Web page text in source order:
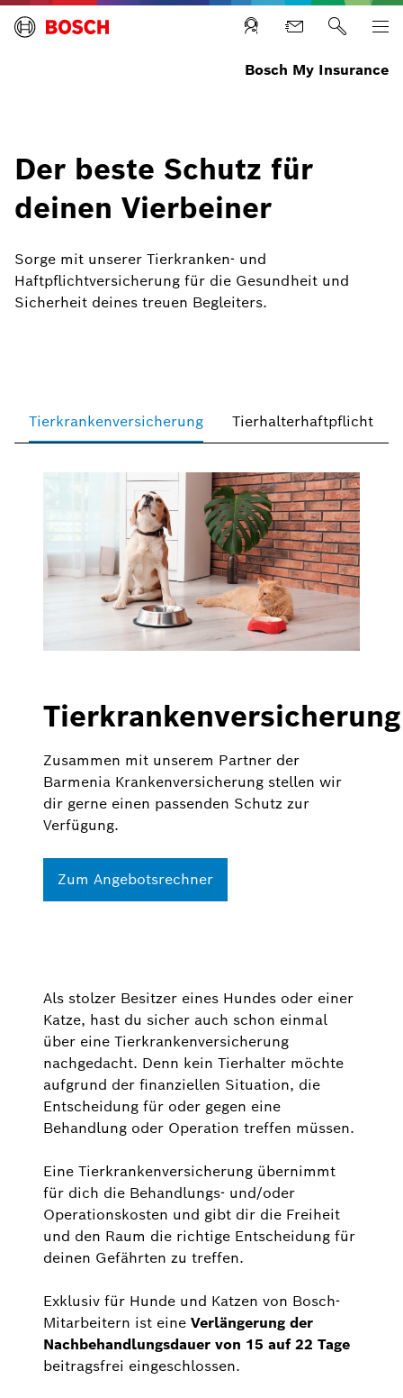
Bosch My Insurance
Der beste Schutz für
deinen Vierbeiner
Sorge mit unserer Tierkranken- und
Haftpflichtversicherung für die Gesundheit und
Sicherheit deines treuen Begleiters.
Tierkrankenversicherung Tierhalterhaftpflicht
Tierkrankenversicherung
Zusammen mit unserem Partner der
Barmenia Krankenversicherung stellen wir
dir gerne einen passenden Schutz zur
Verfügung.
Zum Angebotsrechner
Als stolzer Besitzer eines Hundes oder einer
Katze, hast du sicher auch schon einmal
über eine Tierkrankenversicherung
nachgedacht. Denn kein Tierhalter möchte
aufgrund der finanziellen Situation, die
Entscheidung für oder gegen eine
Behandlung oder Operation treffen müssen.
Eine Tierkrankenversicherung übernimmt
für dich die Behandlungs- und/oder
Operationskosten und gibt dir die Freiheit
und den Raum die richtige Entscheidung für
deinen Gefährten zu treffen.
Exklusiv für Hunde und Katzen von Bosch-
Mitarbeitern ist eine Verlängerung der
Nachbehandlungsdauer von 15 auf 22 Tage
beitragsfrei eingeschlossen.